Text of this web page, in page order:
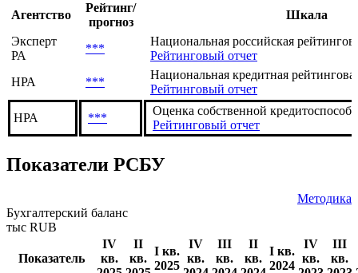
Агентство
Рейтинг/
прогноз
Шкала
Эксперт
РА
***
Национальная российская
Рейтинговый отчет
НРА
***
Национальная кредитная
Рейтинговый отчет
НРА ***
Оценка собственной
Рейтинговый отчет
Показатели РСБУ
Методика
Бухгалтерский баланс
тыс RUB
Показатель
IV
кв.
II
кв.
I кв.
2025
IV
кв.
III
кв.
II
кв.
I кв.
2024
IV
кв.
III
кв.